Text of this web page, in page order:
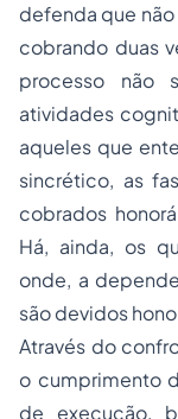
defenda que não
cobrando duas
processo não
atividades
aqueles que
sincrético, as
cobrados
Há, ainda, os
onde, a
são devidos
Através do
o cumprimento
de execução,